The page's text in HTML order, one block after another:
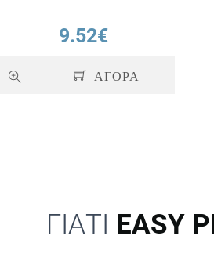
9.52€
ΑΓΟΡΑ
ΓΙΑΤΙ EASY